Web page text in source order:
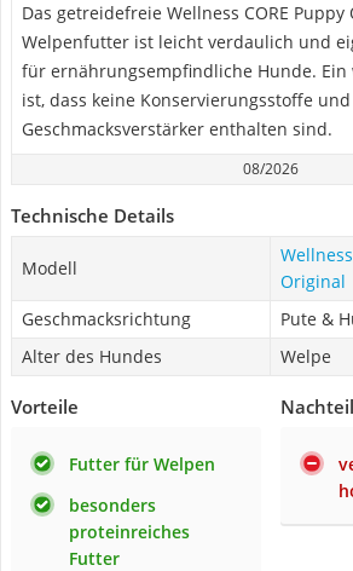
Das getreidefreie Wellness CORE Puppy
Welpenfutter ist leicht verdaulich und
für ernährungsempfindliche Hunde.
ist, dass keine Konservierungsstoffe und
Geschmacksverstärker enthalten sind.
08/2026
Technische Details
Modell
Original
Geschmacksrichtung
Pute &
Alter des Hundes
Welpe
Vorteile
Futter für Welpen
besonders
proteinreiches
Futter